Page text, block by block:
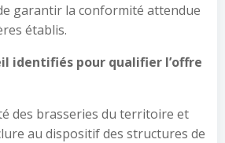
garantir la conformité attendue
établis.
identifiés pour qualifier l’offre
des brasseries du territoire et
au dispositif des structures de